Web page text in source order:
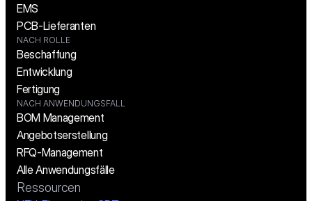
EMS
PCB-Lieferanten
NACH ROLLE
Beschaffung
Entwicklung
Fertigung
NACH ANWENDUNGSFALL
BOM Management
Angebotserstellung
RFQ-Management
Alle Anwendungsfälle
Ressourcen